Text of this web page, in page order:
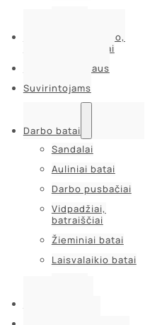
Ryškaus matomumo,
kontrastiniai rūbai
Rūbai nuo lietaus
Suvirintojams
Darbo batai
Sandalai
Auliniai batai
Darbo pusbačiai
Vidpadžiai,
batraiščiai
Žieminiai batai
Laisvalaikio batai